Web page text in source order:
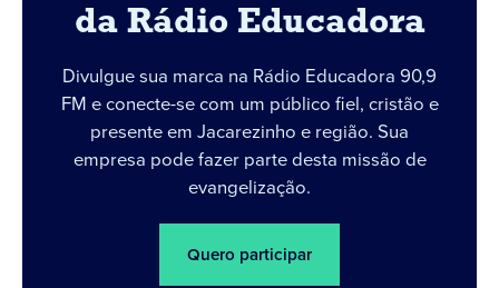
da Rádio Educadora
Divulgue sua marca na Rádio Educadora 90,9
FM e conecte-se com um público fiel, cristão e
presente em Jacarezinho e região. Sua
empresa pode fazer parte desta missão de
evangelização.
Quero participar